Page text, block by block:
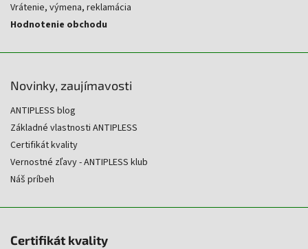
Vrátenie, výmena, reklamácia
Hodnotenie obchodu
Novinky, zaujímavosti
ANTIPLESS blog
Základné vlastnosti ANTIPLESS
Certifikát kvality
Vernostné zľavy - ANTIPLESS klub
Náš príbeh
Certifikát kvality